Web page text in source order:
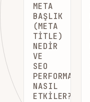
META
BAŞLIK
(META
TITLE)
NEDIR
VE
SEO
NASIL
ETKILER?